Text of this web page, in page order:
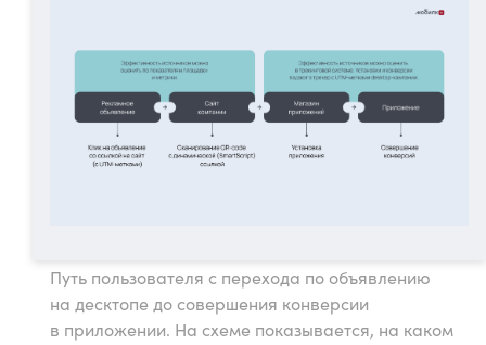
Путь пользователя с перехода по объявлению
на десктопе до совершения конверсии
в приложении. На схеме показывается, на каком